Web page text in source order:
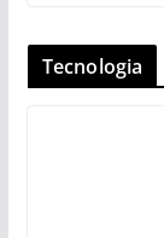
Tecnologia